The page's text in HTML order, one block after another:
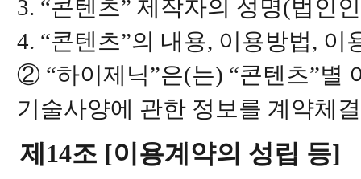
3. “콘텐츠” 제작자의 성명(법인
4. “콘텐츠”의 내용, 이용방법, 이
② “하이제닉”은(는) “콘텐츠”별
기술사양에 관한 정보를 계약체
제14조 [이용계약의 성립 등]